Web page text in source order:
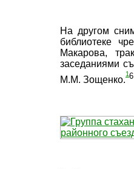
На другом
библиотеке
Макарова,
заседаниями
М.М. Зощенко.
16